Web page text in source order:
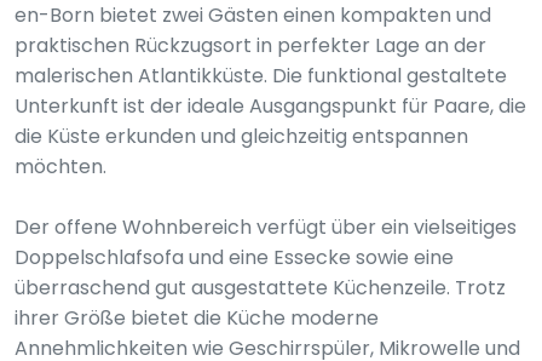
en-Born bietet zwei Gästen einen kompakten und
praktischen Rückzugsort in perfekter Lage an der
malerischen Atlantikküste. Die funktional gestaltete
Unterkunft ist der ideale Ausgangspunkt für Paare, die
die Küste erkunden und gleichzeitig entspannen
möchten.
Der offene Wohnbereich verfügt über ein vielseitiges
Doppelschlafsofa und eine Essecke sowie eine
überraschend gut ausgestattete Küchenzeile. Trotz
ihrer Größe bietet die Küche moderne
Annehmlichkeiten wie Geschirrspüler, Mikrowelle und